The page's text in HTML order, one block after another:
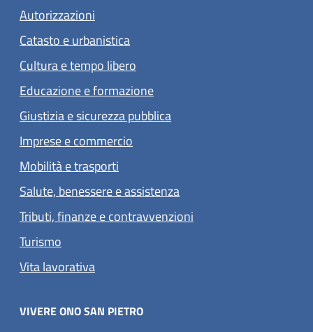
Autorizzazioni
Catasto e urbanistica
Cultura e tempo libero
Educazione e formazione
Giustizia e sicurezza pubblica
Imprese e commercio
Mobilità e trasporti
Salute, benessere e assistenza
Tributi, finanze e contravvenzioni
Turismo
Vita lavorativa
VIVERE ONO SAN PIETRO